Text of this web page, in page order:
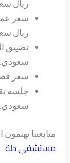
ريال
ريال
سعودي.
سعر قص
سعودي.
متابعينا يهتمون
مستشفى دلة